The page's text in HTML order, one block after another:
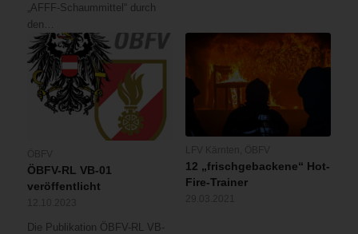
„AFFF-Schaummittel“ durch
den…
ÖBFV-RL VB-01
veröffentlicht
Die Publikation ÖBFV-RL VB-
12 „frischgebackene“ Hot-
Fire-Trainer